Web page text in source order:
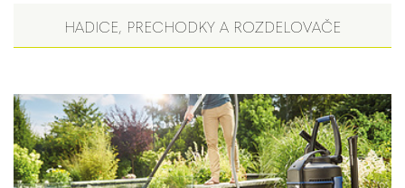
HADICE, PRECHODKY A ROZDELOVAČE